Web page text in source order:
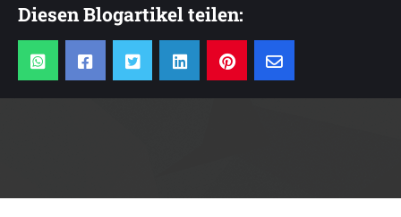
Diesen Blogartikel teilen: